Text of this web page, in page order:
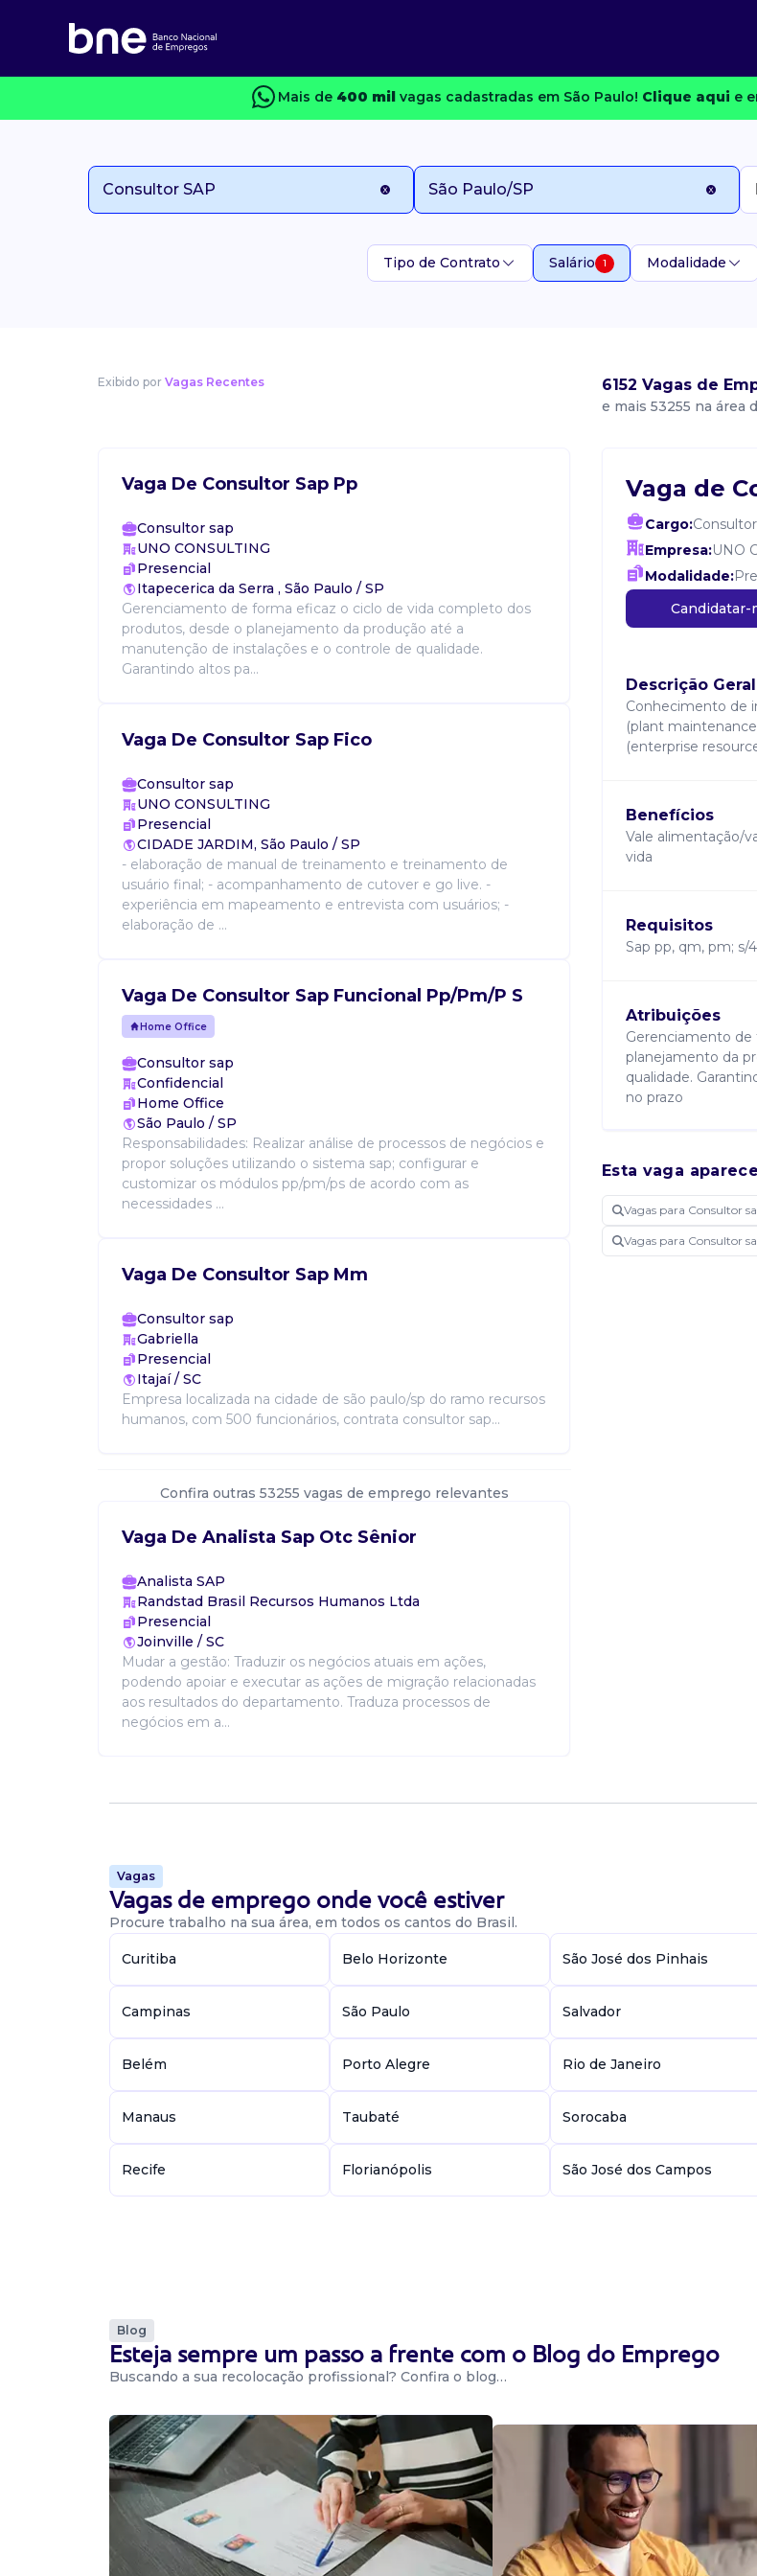
Mais de 400 milvagas cadastradas em São Paulo! Clique aqui e
Tipo de Contrato Salário 1 Modalidade
Exibido por Vagas Recentes 6152 Vagas de
e mais 53255 na área
Vaga De Consultor Sap Pp
Consultor sap
UNO CONSULTING
Presencial
Itapecerica da Serra , São Paulo / SP
Gerenciamento de forma eficaz o ciclo de vida completo dos
produtos, desde o planejamento da produção até a
manutenção de instalações e o controle de qualidade.
Garantindo altos pa...
Vaga De Consultor Sap Fico
Consultor sap
UNO CONSULTING
Presencial
CIDADE JARDIM, São Paulo / SP
- elaboração de manual de treinamento e treinamento de
usuário final; - acompanhamento de cutover e go live. -
experiência em mapeamento e entrevista com usuários; -
elaboração de ...
Vaga De Consultor Sap Funcional Pp/Pm/P S
Home Office
Consultor sap
Confidencial
Home Office
São Paulo / SP
Responsabilidades: Realizar análise de processos de negócios e
propor soluções utilizando o sistema sap; configurar e
customizar os módulos pp/pm/ps de acordo com as
necessidades ...
Vaga De Consultor Sap Mm
Consultor sap
Gabriella
Presencial
Itajaí / SC
Empresa localizada na cidade de são paulo/sp do ramo recursos
humanos, com 500 funcionários, contrata consultor sap...
Confira outras 53255 vagas de emprego relevantes
Vaga De Analista Sap Otc Sênior
Analista SAP
Randstad Brasil Recursos Humanos Ltda
Presencial
Joinville / SC
Mudar a gestão: Traduzir os negócios atuais em ações,
podendo apoiar e executar as ações de migração relacionadas
aos resultados do departamento. Traduza processos de
negócios em a...
Vaga de
Cargo:
Empresa:UNO
Modalidade:
Candidatar-
Descrição Geral
Conhecimento de
(plant
(enterprise
Benefícios
Vale alimentação/
vida
Requisitos
Sap pp, qm, pm; s/
Atribuições
Gerenciamento
planejamento da
qualidade.
no prazo
Candidatar-
Esta vaga
Vagas para Consultor
Vagas para Consultor
Vagas
Vagas de emprego onde você estiver
Procure trabalho na sua área, em todos os cantos do Brasil.
Curitiba Belo Horizonte São José dos Pinhais
Campinas São Paulo Salvador
Belém Porto Alegre Rio de Janeiro
Manaus Taubaté Sorocaba
Recife Florianópolis São José dos Campos
Blog
Esteja sempre um passo a frente com o Blog do Emprego
Buscando a sua recolocação profissional? Confira o blog…